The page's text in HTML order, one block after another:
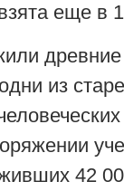
еще в
древние
из
42